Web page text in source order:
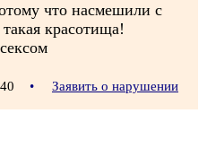
что насмешили с
красотища!
• Заявить о нарушении